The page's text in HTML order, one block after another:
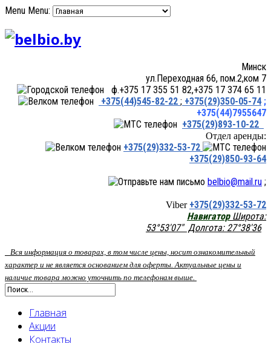
Menu Menu:
Минск
ул.Переходная 66, пом.2,ком 7
ф.+375 17 355 51 82,+375 17 374 65 11
+375(44)545-82-22 ; +375(29)350-05-74 ;
+375(44)7955647
+375(29)893-10-22
Отдел аренды:
+375(29)332-53-72
+375(29)850-93-64
belbio@mail.ru ;
Viber +375(29)332-53-72
НавигаторШирота:
53°53'07" Долгота: 27°38'36
Вся информация о товарах, в том числе цены, носит ознакомительный
характер и не является основанием для оферты. Актуальные цены и
наличие товара можно уточнить по телефонам выше.
Главная
Акции
Контакты